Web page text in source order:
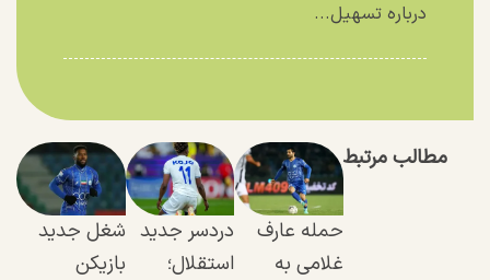
درباره تسهیل...
مطالب مرتبط
حمله عارف
غلامی به
دردسر جدید
استقلال؛
شغل جدید
بازیکن